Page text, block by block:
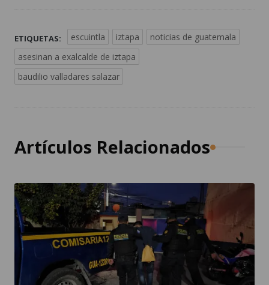
ETIQUETAS: escuintla iztapa
noticias de guatemala
asesinan a exalcalde de iztapa
baudilio valladares salazar
Artículos Relacionados